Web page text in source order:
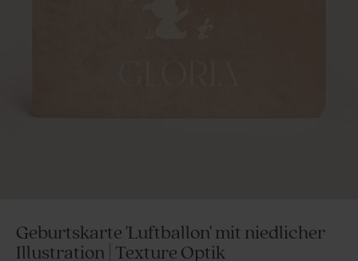
Geburtskarte 'Luftballon' mit niedlicher
Illustration | Texture Optik